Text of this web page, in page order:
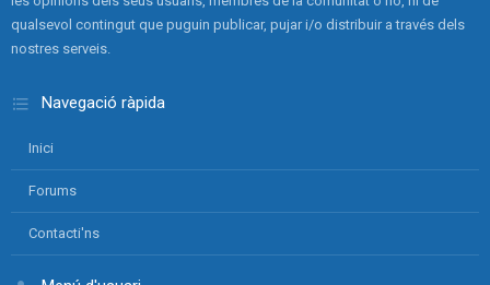
qualsevol contingut que puguin publicar, pujar i/o distribuir a través dels
nostres serveis.
Navegació ràpida
Inici
Forums
Contacti'ns